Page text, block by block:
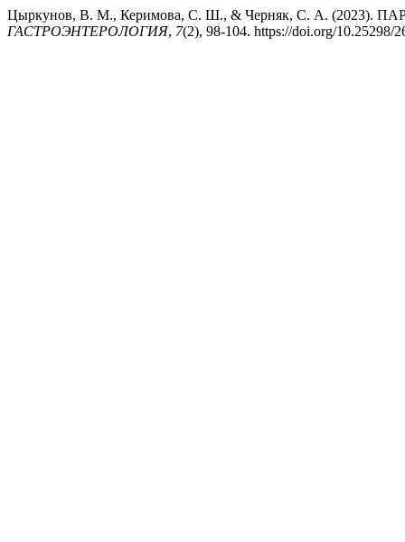
Цыркунов, В. М., Керимова, С. Ш., & Черняк, С. А.
ГАСТРОЭНТЕРОЛОГИЯ, 7(2), 98-104. https://doi.org/10.25298/